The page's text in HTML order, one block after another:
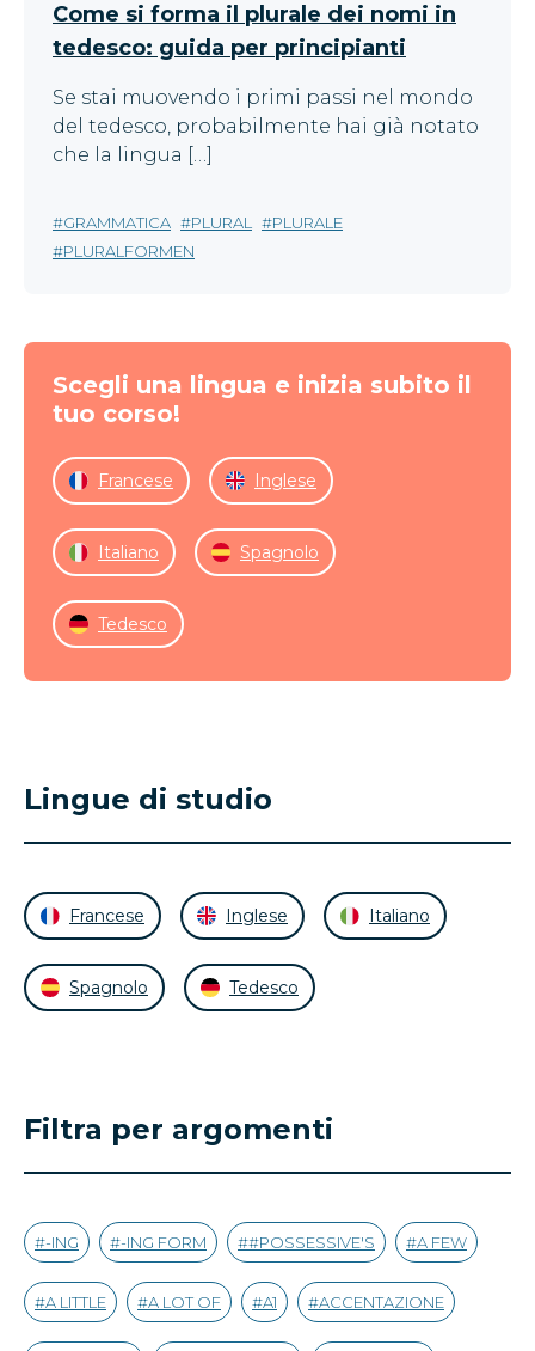
Come si forma il plurale dei nomi in
tedesco: guida per principianti
Se stai muovendo i primi passi nel mondo
del tedesco, probabilmente hai già notato
che la lingua […]
GRAMMATICA PLURAL
PLURALE
PLURALFORMEN
Scegli una lingua e inizia subito il
tuo corso!
Francese Inglese
Italiano Spagnolo
Tedesco
Lingue di studio
Francese Inglese Italiano
Spagnolo Tedesco
Filtra per argomenti
-ING -ING FORM #POSSESSIVE'S A FEW
A LITTLE A LOT OF A1 ACCENTAZIONE